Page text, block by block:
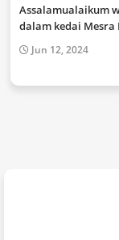
Assalamualaikum
dalam kedai
Jun 12, 2024